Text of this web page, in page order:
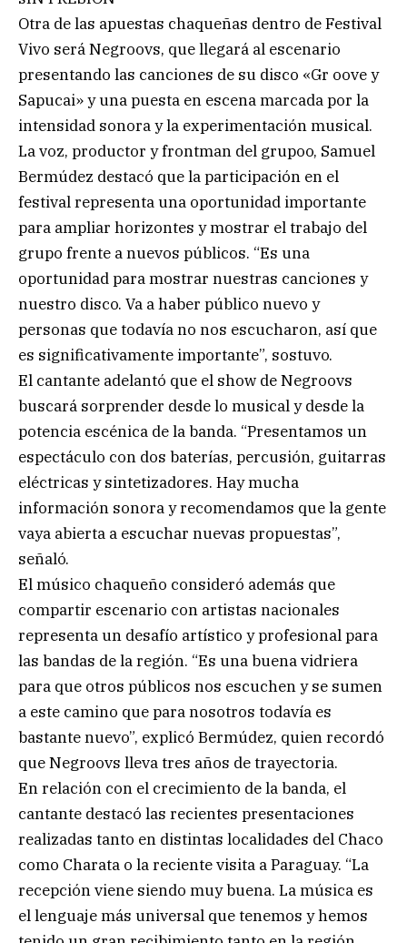
Otra de las apuestas chaqueñas dentro de Festival
Vivo será Negroovs, que llegará al escenario
presentando las canciones de su disco «Gr oove y
Sapucai» y una puesta en escena marcada por la
intensidad sonora y la experimentación musical.
La voz, productor y frontman del grupoo, Samuel
Bermúdez destacó que la participación en el
festival representa una oportunidad importante
para ampliar horizontes y mostrar el trabajo del
grupo frente a nuevos públicos. “Es una
oportunidad para mostrar nuestras canciones y
nuestro disco. Va a haber público nuevo y
personas que todavía no nos escucharon, así que
es significativamente importante”, sostuvo.
El cantante adelantó que el show de Negroovs
buscará sorprender desde lo musical y desde la
potencia escénica de la banda. “Presentamos un
espectáculo con dos baterías, percusión, guitarras
eléctricas y sintetizadores. Hay mucha
información sonora y recomendamos que la gente
vaya abierta a escuchar nuevas propuestas”,
señaló.
El músico chaqueño consideró además que
compartir escenario con artistas nacionales
representa un desafío artístico y profesional para
las bandas de la región. “Es una buena vidriera
para que otros públicos nos escuchen y se sumen
a este camino que para nosotros todavía es
bastante nuevo”, explicó Bermúdez, quien recordó
que Negroovs lleva tres años de trayectoria.
En relación con el crecimiento de la banda, el
cantante destacó las recientes presentaciones
realizadas tanto en distintas localidades del Chaco
como Charata o la reciente visita a Paraguay. “La
recepción viene siendo muy buena. La música es
el lenguaje más universal que tenemos y hemos